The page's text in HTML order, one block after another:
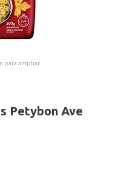
para ampliar.
Petybon Ave